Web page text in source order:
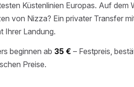
Küstenlinien Europas. Auf dem
von Nizza? Ein privater Transfer
Ihrer Landung.
beginnen ab 35 € – Festpreis,
Preise.